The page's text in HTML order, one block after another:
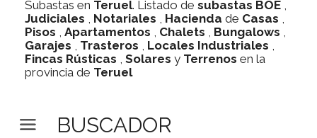
Subastas en Teruel. Listado de subastas BOE ,
Judiciales , Notariales , Hacienda de Casas ,
Pisos , Apartamentos , Chalets , Bungalows ,
Garajes , Trasteros , Locales Industriales ,
Fincas Rústicas , Solares y Terrenos en la
provincia de Teruel
BUSCADOR